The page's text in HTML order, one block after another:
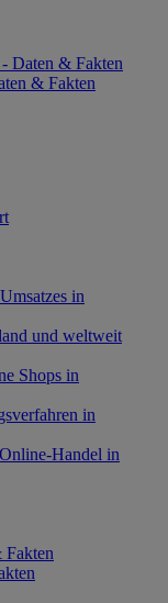
Daten & Fakten
& Fakten
in
und weltweit
Shops in
in
Handel in
Fakten